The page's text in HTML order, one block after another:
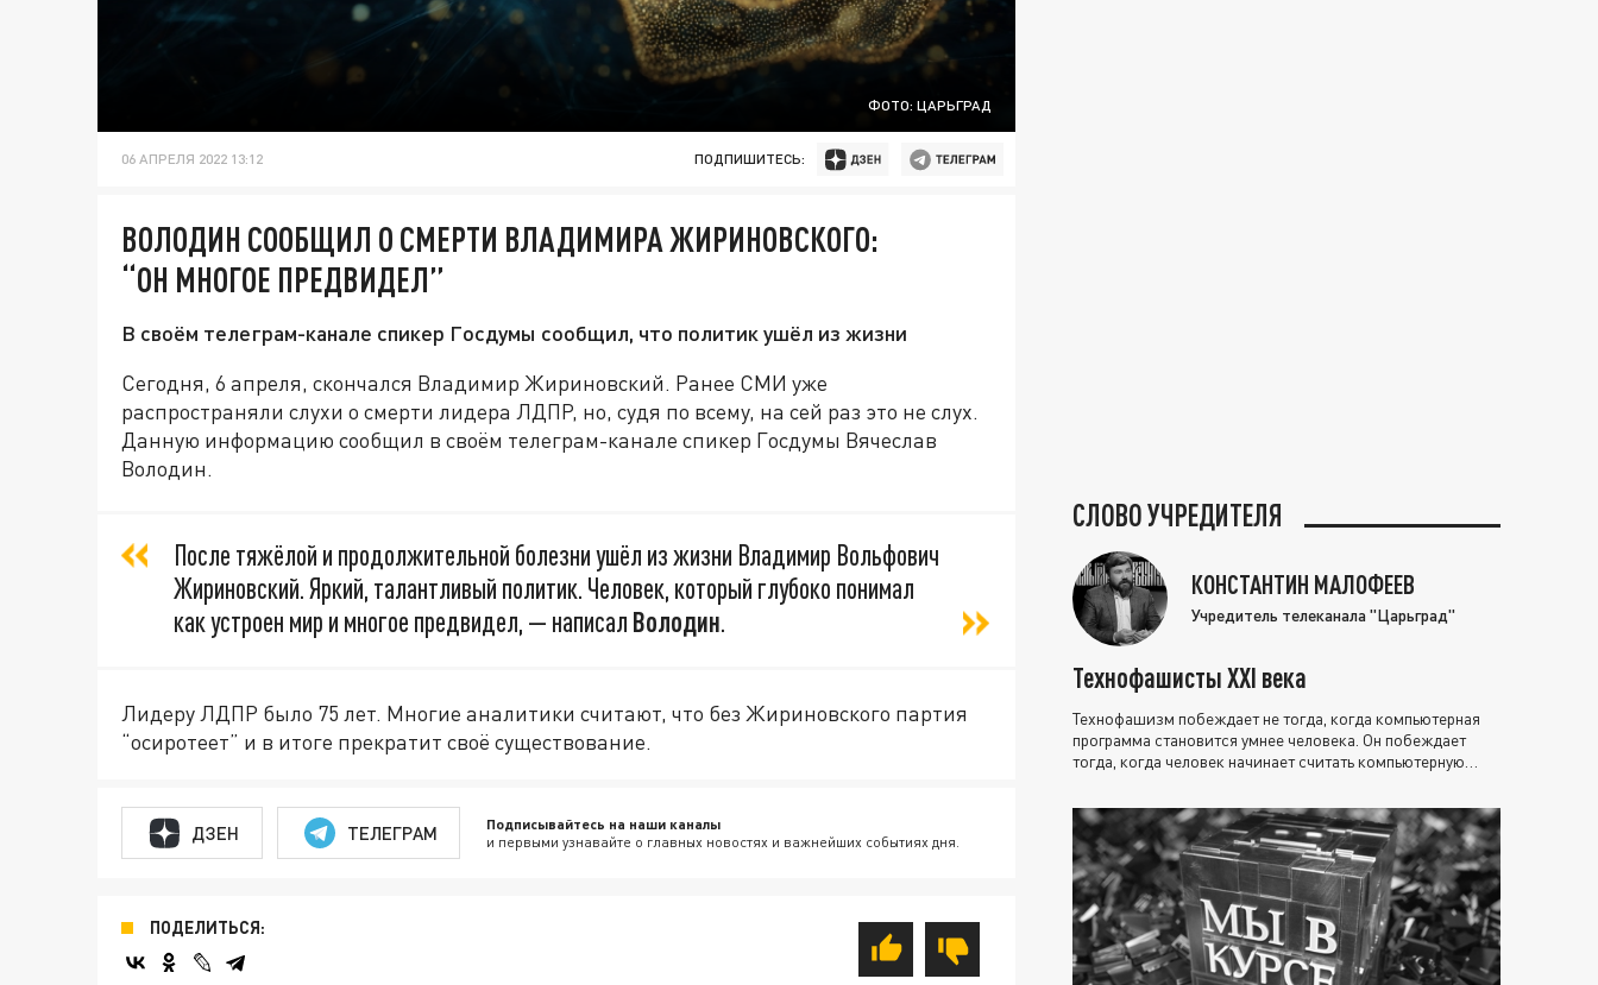
ФОТО: ЦАРЬГРАД
06 АПРЕЛЯ 2022 13:12 ПОДПИШИТЕСЬ:
ВОЛОДИН СООБЩИЛ О СМЕРТИ ВЛАДИМИРА ЖИРИНОВСКОГО:
“ОН МНОГОЕ ПРЕДВИДЕЛ”
В своём телеграм-канале спикер Госдумы сообщил, что политик ушёл из жизни
Сегодня, 6 апреля, скончался Владимир Жириновский. Ранее СМИ уже
распространяли слухи о смерти лидера ЛДПР, но, судя по всему, на сей раз это не слух.
Данную информацию сообщил в своём телеграм-канале спикер Госдумы Вячеслав
Володин.
После тяжёлой и продолжительной болезни ушёл из жизни Владимир Вольфович
Жириновский. Яркий, талантливый политик. Человек, который глубоко понимал
как устроен мир и многое предвидел, — написал Володин.
Лидеру ЛДПР было 75 лет. Многие аналитики считают, что без Жириновского партия
“осиротеет” и в итоге прекратит своё существование.
ДЗЕН ТЕЛЕГРАМ Подписывайтесь на наши каналы
и первыми узнавайте о главных новостях и важнейших событиях дня.
ПОДЕЛИТЬСЯ:
СЛОВО УЧРЕДИТЕЛЯ
КОНСТАНТИН МАЛОФЕЕВ
Учредитель телеканала "Царьград"
Технофашисты XXI века
Технофашизм побеждает не тогда, когда компьютерная
программа становится умнее человека. Он побеждает
тогда, когда человек начинает считать компьютерную